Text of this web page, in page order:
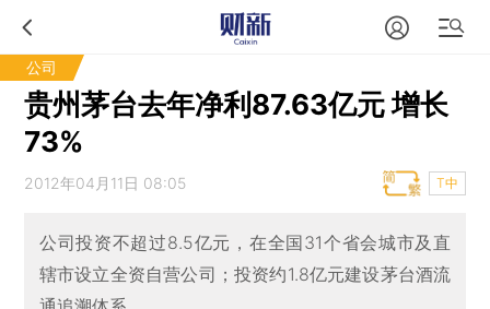
公司
贵州茅台去年净利87.63亿元 增长
73%
2012年04月11日 08:05 T中
公司投资不超过8.5亿元，在全国31个省会城市及直
辖市设立全资自营公司；投资约1.8亿元建设茅台酒流